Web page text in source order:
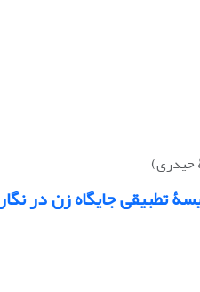
حیدری)
تطبیقی جایگاه زن در